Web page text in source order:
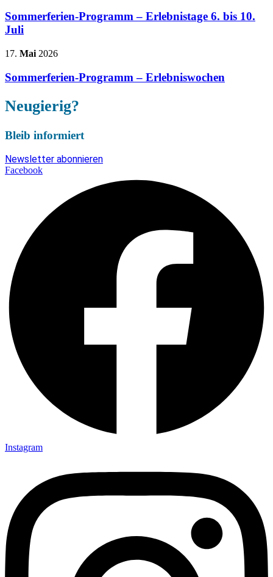
Sommerferien-Programm – Erlebnistage 6. bis 10.
Juli
17. Mai 2026
Sommerferien-Programm – Erlebniswochen
Neugierig?
Bleib informiert
Newsletter abonnieren
Facebook
Instagram